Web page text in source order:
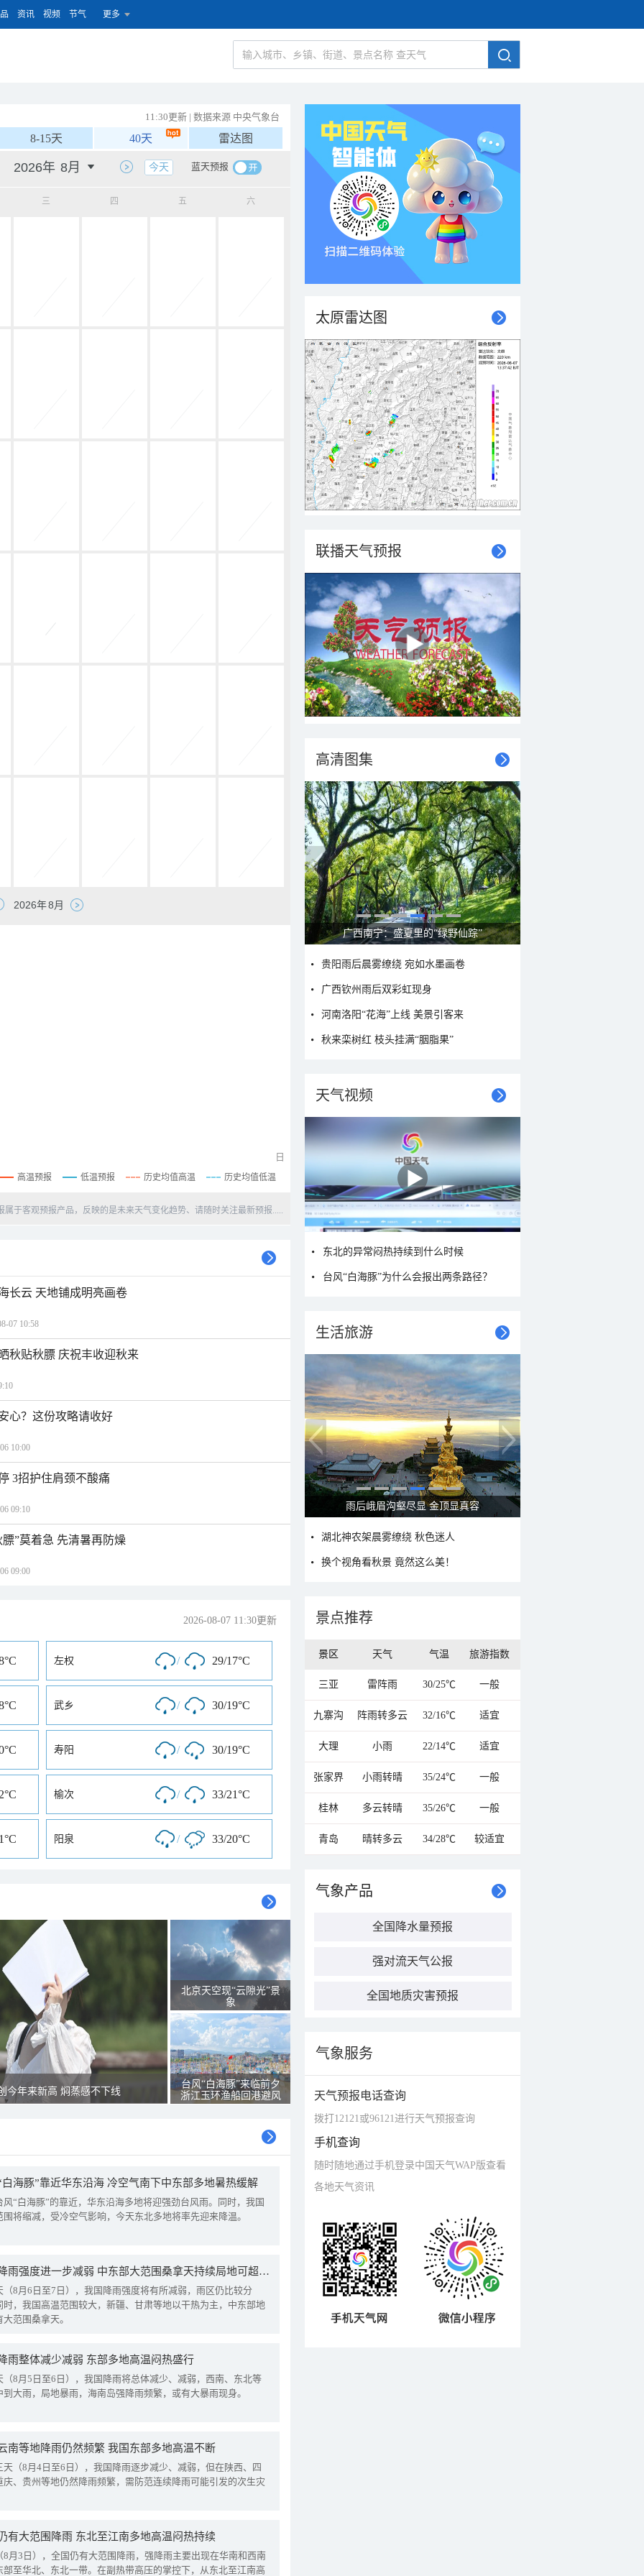
资讯 视频 节气 更多
11:30更新 | 数据来源 中央气象台
8-15天 40天 雷达图
蓝天预报
今天
三 四 五 六
日
高温预报 低温预报 历史均值高温 历史均值低温
属于客观预报产品，反映的是未来天气变化趋势、请随时关注最新预报.....
长云 天地铺成明亮画卷
07 10:58
秋贴秋膘 庆祝丰收迎秋来
心？这份攻略请收好
10:00
3招护住肩颈不酸痛
09:10
”莫着急 先清暑再防燥
09:00
2026-08-07 11:30更新
左权 / 29/17°C
武乡 / 30/19°C
寿阳 / 30/19°C
榆次 / 33/21°C
阳泉 / 33/20°C
今年来新高 焖蒸感不下线
北京天空现“云隙光”景
象
台风“白海豚”来临前夕
浙江玉环渔船回港避风
白海豚”靠近华东沿海 冷空气南下中东部多地暑热缓解
风“白海豚”的靠近，华东沿海多地将迎强劲台风雨。同时，我国
围将缩减，受冷空气影响，今天东北多地将率先迎来降温。
我国降雨强度进一步减弱 中东部大范围桑拿天持续局地可超38℃
（8月6日至7日），我国降雨强度将有所减弱，雨区仍比较分
时，我国高温范围较大，新疆、甘肃等地以干热为主，中东部地
范围桑拿天。
雨整体减少减弱 东部多地高温闷热盛行
（8月5日至6日），我国降雨将总体减少、减弱，西南、东北等
到大雨，局地暴雨，海南岛强降雨频繁，或有大暴雨现身。
南等地降雨仍然频繁 我国东部多地高温不断
天（8月4日至6日），我国降雨逐步减少、减弱，但在陕西、四
庆、贵州等地仍然降雨频繁，需防范连续降雨可能引发的次生灾
有大范围降雨 东北至江南多地高温闷热持续
8月3日），全国仍有大范围降雨，强降雨主要出现在华南和西南
部至华北、东北一带。在副热带高压的掌控下，从东北至江南高
太原雷达图
联播天气预报
高清图集
呼伦贝尔草原 藏着最治愈的蓝天白云
贵阳雨后晨雾缭绕 宛如水墨画卷
广西钦州雨后双彩虹现身
河南洛阳“花海”上线 美景引客来
秋来栾树红 枝头挂满“胭脂果”
天气视频
东北的异常闷热持续到什么时候
台风“白海豚”为什么会报出两条路径？
生活旅游
秋意浓 蓝天映衬下的哈尔滨伏尔加庄园
湖北神农架晨雾缭绕 秋色迷人
换个视角看秋景 竟然这么美！
景点推荐
景区 天气 气温 旅游指数
三亚 雷阵雨 30/25℃ 一般
九寨沟 阵雨转多云 32/16℃ 适宜
大理 小雨 22/14℃ 适宜
张家界 小雨转晴 35/24℃ 一般
桂林 多云转晴 35/26℃ 一般
青岛 晴转多云 34/28℃ 较适宜
气象产品
全国降水量预报
强对流天气公报
全国地质灾害预报
气象服务
天气预报电话查询
拨打12121或96121进行天气预报查询
手机查询
随时随地通过手机登录中国天气WAP版查看
各地天气资讯